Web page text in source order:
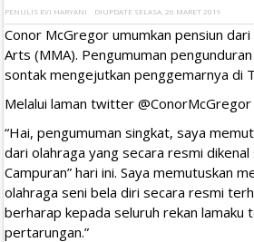
PENULIS EVI HARYANI DIUPDATE SELASA, 26 MARET 2019
Conor McGregor umumkan pensiun
Arts (MMA). Pengumuman
sontak mengejutkan penggemarnya di
Melalui laman twitter @ConorMcGregor
“Hai, pengumuman singkat, saya
dari olahraga yang secara resmi dikenal
Campuran” hari ini. Saya memutuskan
olahraga seni bela diri secara resmi
berharap kepada seluruh rekan lamaku
pertarungan.”